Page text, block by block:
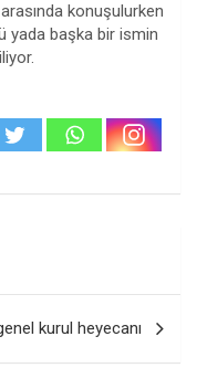
konuşulurken
yada başka bir ismin
kurul heyecanı